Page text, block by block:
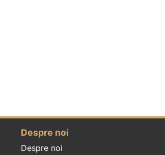
Despre noi
Despre noi